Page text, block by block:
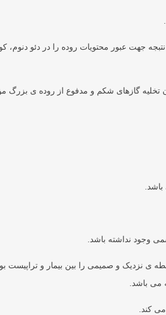
جهت عبور محتویات روده را در دئو دنوم،
تخلیه گازهای شکم و مدفوع از روده ی بزرگ
وجود نداشته باشد.
ی نزدیک و صمیمی را بین بیمار و تراپیست
می باشد.
کند.